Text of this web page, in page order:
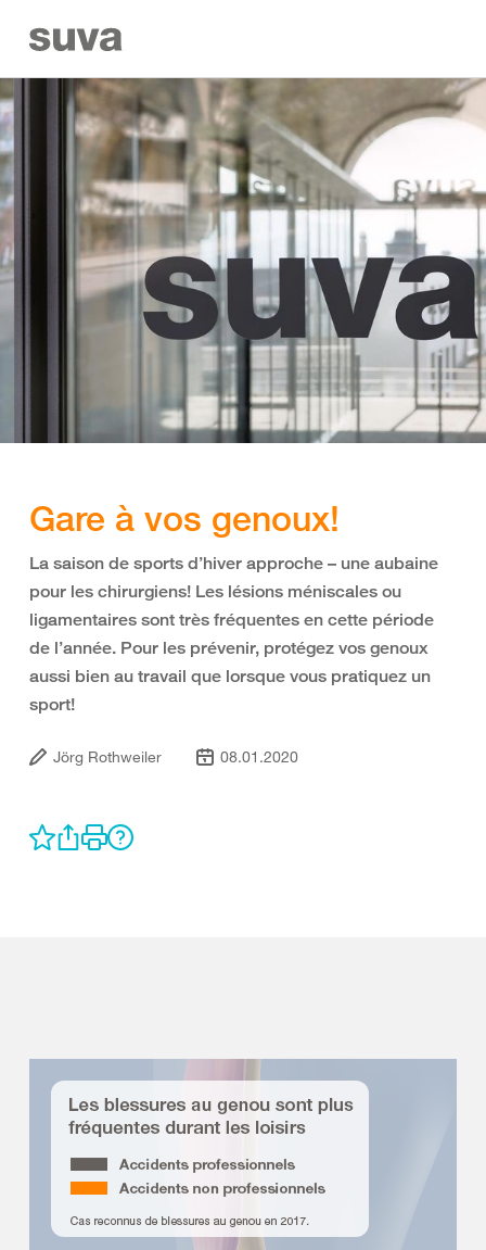
Gare à vos genoux!
La saison de sports d’hiver approche – une aubaine
pour les chirurgiens! Les lésions méniscales ou
ligamentaires sont très fréquentes en cette période
de l’année. Pour les prévenir, protégez vos genoux
aussi bien au travail que lorsque vous pratiquez un
sport!
Jörg Rothweiler 08.01.2020